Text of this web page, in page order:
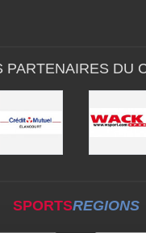
PARTENAIRES DU
SPORTSREGIONS